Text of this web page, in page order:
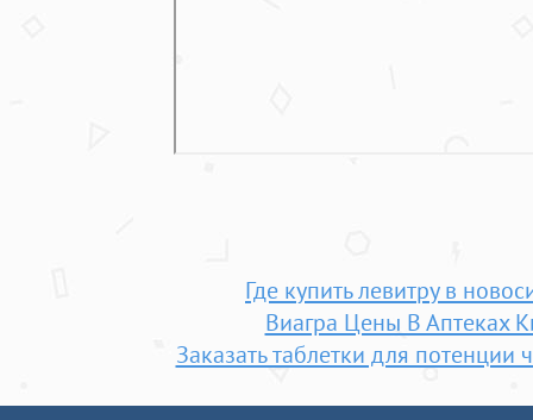
Где купить левитру в
Виагра Цены В Аптеках
Заказать таблетки для потенции